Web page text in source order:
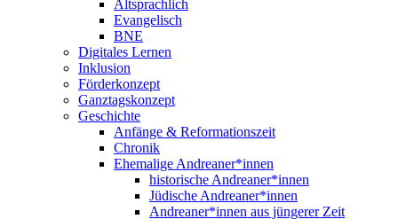
Altsprachlich
Evangelisch
BNE
Digitales Lernen
Inklusion
Förderkonzept
Ganztagskonzept
Geschichte
Anfänge & Reformationszeit
Chronik
Ehemalige Andreaner*innen
historische Andreaner*innen
Jüdische Andreaner*innen
Andreaner*innen aus jüngerer Zeit